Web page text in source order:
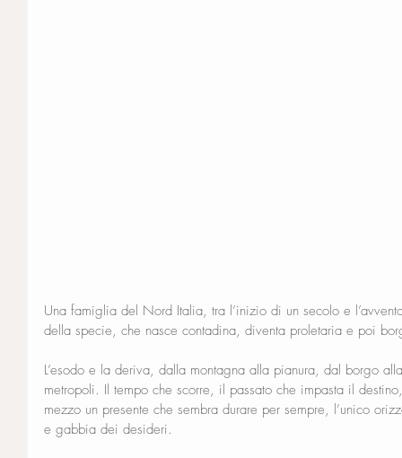
Una famiglia del Nord Italia, tra l’inizio di un secolo e
della specie, che nasce contadina, diventa proletaria e poi
L’esodo e la deriva, dalla montagna alla pianura, dal borgo
metropoli. Il tempo che scorre, il passato che impasta il
mezzo un presente che sembra durare per sempre, l’unico
e gabbia dei desideri.